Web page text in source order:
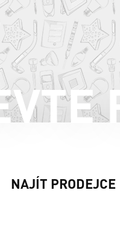
NAJÍT PRODEJCE